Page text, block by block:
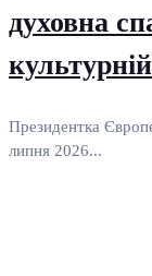
духовна
Президентка
липня 2026...